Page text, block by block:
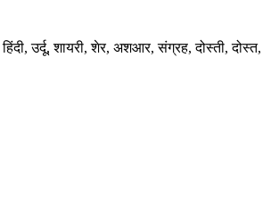
उर्दू, शायरी, शेर, अशआर, संग्रह, दोस्ती, दोस्त,